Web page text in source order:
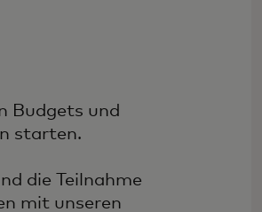
Budgets und
starten.
die Teilnahme
mit unseren